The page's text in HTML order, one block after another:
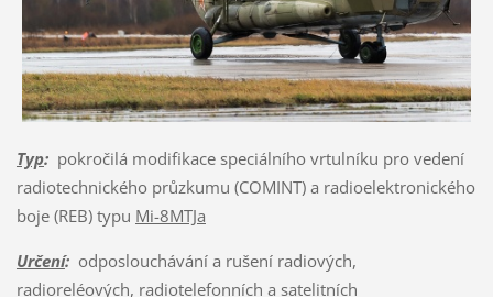
Typ:pokročilá modifikace speciálního vrtulníku pro vedení
radiotechnického průzkumu (COMINT) a radioelektronického
boje (REB) typu Mi-8MTJa
Určení:odposlouchávání a rušení radiových,
radioreléových, radiotelefonních a satelitních